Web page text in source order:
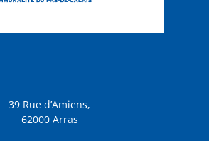
39 Rue d’Amiens,
62000 Arras